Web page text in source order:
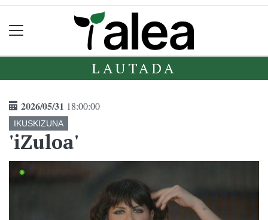
LAUTADA
2026/05/31 18:00:00
IKUSKIZUNA
'iZuloa'